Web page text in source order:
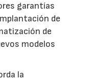
garantías
de
de
modelos
la